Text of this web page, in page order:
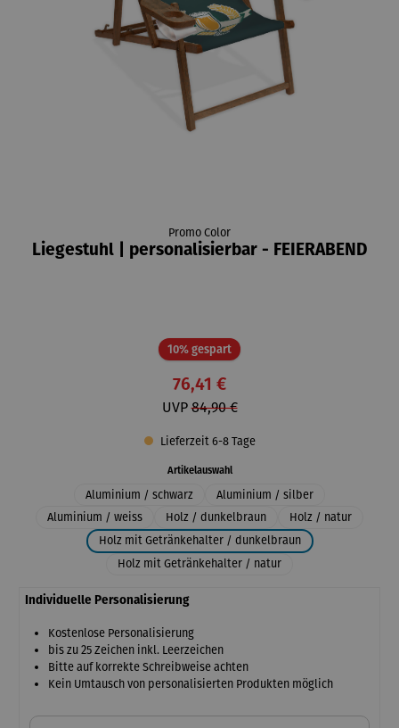
Promo Color
Liegestuhl | personalisierbar - FEIERABEND
10% gespartRabatt
76,41 €
UVP84,90 €
Lieferzeit 6-8 Tage
Artikelauswahlauswählen
Aluminium / schwarz
Aluminium / silber
Aluminium / weiss
Holz / dunkelbraun
Holz / natur
Holz mit Getränkehalter / dunkelbraun
Holz mit Getränkehalter / natur
Individuelle Personalisierung
Kostenlose Personalisierung
bis zu 25 Zeichen inkl. Leerzeichen
Bitte auf korrekte Schreibweise achten
Kein Umtausch von personalisierten Produkten möglich